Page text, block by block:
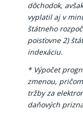
dôchodok,
vyplatil aj v
štátneho
poisťovne 2)
indexáciu.
* Výpočet
zmenou,
tržby za
daňových